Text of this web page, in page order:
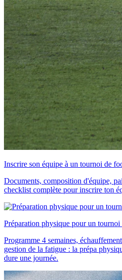
Inscrire son équipe à un tournoi de
Documents, composition d'équipe,
checklist complète pour inscrire ton
Préparation physique pour un
Programme 4 semaines,
gestion de la fatigue : la prépa
dure une journée.